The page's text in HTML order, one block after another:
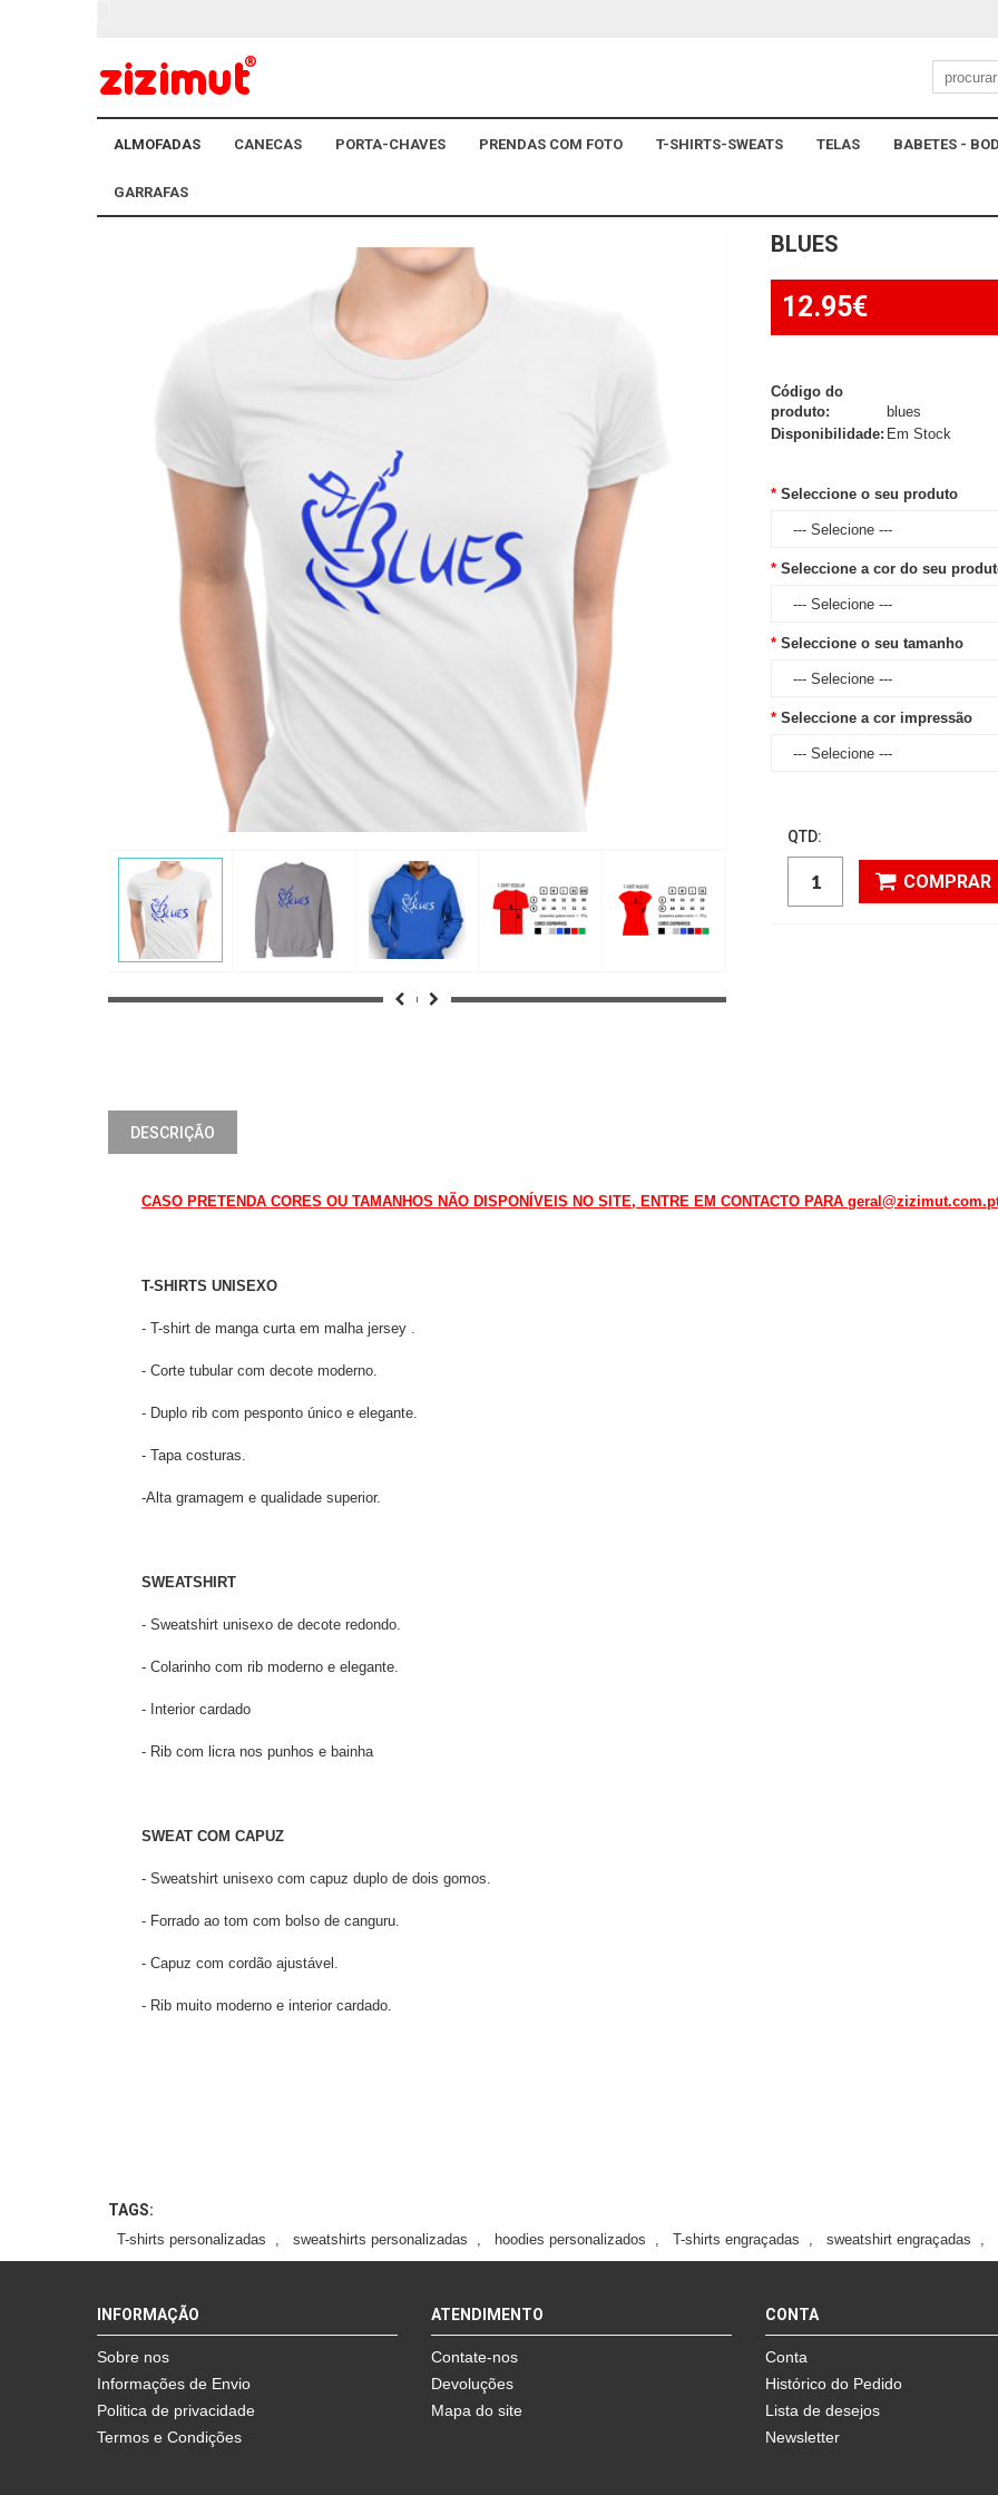
ALMOFADAS CANECAS PORTA-CHAVES PRENDAS COM FOTO T-SHIRTS-SWEATS TELAS BABETES -
GARRAFAS
BLUES
12.95€
Código do
produto:
blues
Disponibilidade:Em Stock
Seleccione o seu produto
Seleccione a cor do seu
Seleccione o seu tamanho
Seleccione a cor impressão
QTD:
COMPRAR
DESCRIÇÃO
CASO PRETENDA CORES OU TAMANHOS NÃO DISPONÍVEIS NO SITE, ENTRE EM CONTACTO PARA
T-SHIRTS UNISEXO
- T-shirt de manga curta em malha jersey .
- Corte tubular com decote moderno.
- Duplo rib com pesponto único e elegante.
- Tapa costuras.
-Alta gramagem e qualidade superior.
SWEATSHIRT
- Sweatshirt unisexo de decote redondo.
- Colarinho com rib moderno e elegante.
- Interior cardado
- Rib com licra nos punhos e bainha
SWEAT COM CAPUZ
- Sweatshirt unisexo com capuz duplo de dois gomos.
- Forrado ao tom com bolso de canguru.
- Capuz com cordão ajustável.
- Rib muito moderno e interior cardado.
TAGS:
T-shirts personalizadas sweatshirts personalizadas hoodies personalizados T-shirts engraçadas sweatshirt engraçadas
INFORMAÇÃO
Sobre nos
Informações de Envio
Politica de privacidade
Termos e Condições
ATENDIMENTO
Contate-nos
Devoluções
Mapa do site
CONTA
Conta
Histórico do Pedido
Lista de desejos
Newsletter